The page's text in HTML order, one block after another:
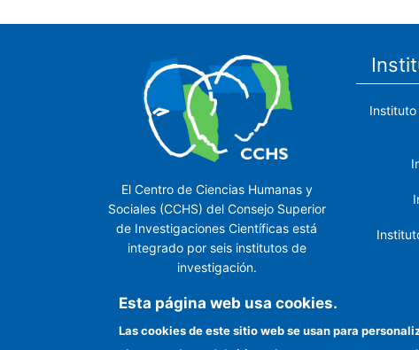
El Centro de Ciencias Humanas y
Sociales (CCHS) del Consejo Superior
de Investigaciones Científicas está
integrado por seis institutos de
investigación.
Instituto
Esta página web usa cookies.
Las cookies de este sitio web se usan para